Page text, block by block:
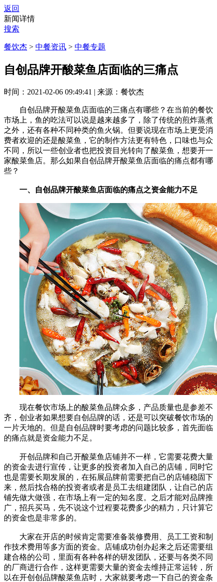
返回
新闻详情
搜索
餐饮杰 > 中餐资讯 > 中餐专题
自创品牌开酸菜鱼店面临的三痛点
时间：2021-02-06 09:49:41 | 来源：餐饮杰
自创品牌开酸菜鱼店面临的三痛点有哪些？在当前的餐饮
市场上，鱼的吃法可以说是越来越多了，除了传统的煎炸蒸煮
之外，还有各种不同种类的鱼火锅。但要说现在市场上更受消
费者欢迎的还是酸菜鱼，它的制作方法更有特色，口味也与众
不同，所以一些创业者也把投资目光转向了酸菜鱼，想要开一
家酸菜鱼店。那么如果自创品牌开酸菜鱼店面临的痛点都有哪
些？
一、自创品牌开酸菜鱼店面临的痛点之资金能力不足
现在餐饮市场上的酸菜鱼品牌众多，产品质量也是参差不
齐，创业者如果想要自创品牌的话，还是可以突破餐饮市场的
一片天地的。但是自创品牌时要考虑的问题比较多，首先面临
的痛点就是资金能力不足。
开创品牌和自己开酸菜鱼店铺并不一样，它需要花费大量
的资金去进行宣传，让更多的投资者加入自己的店铺，同时它
也是需要长期发展的，在拓展品牌前需要把自己的店铺稳固下
来，然后找合格的投资者或者是员工去组建团队，让自己的店
铺先做大做强，在市场上有一定的知名度。之后才能对品牌推
广，招兵买马，先不说这个过程要花费多少的精力，只计算它
的资金也是非常多的。
大家在开店的时候肯定需要准备装修费用、员工工资和制
作技术费用等多方面的资金。店铺成功创办起来之后还需要组
建合格的公司，里面有各种各样的研发团队，还要与各类不同
的厂商进行合作，这样更需要大量的资金去维持正常运转，所
以在开创创品牌酸菜鱼店时，大家就要考虑一下自己的资金条